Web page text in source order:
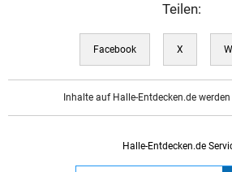
Teilen:
Facebook X
Inhalte auf Halle-Entdecken.de
Halle-Entdecken.de